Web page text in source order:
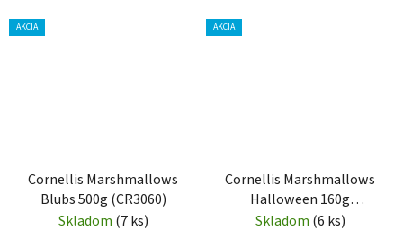
AKCIA
Cornellis Marshmallows
Blubs 500g (CR3060)
Skladom (7 ks)
AKCIA
Cornellis Marshmallows
Halloween 160g
(CR3100)
Skladom (6 ks)